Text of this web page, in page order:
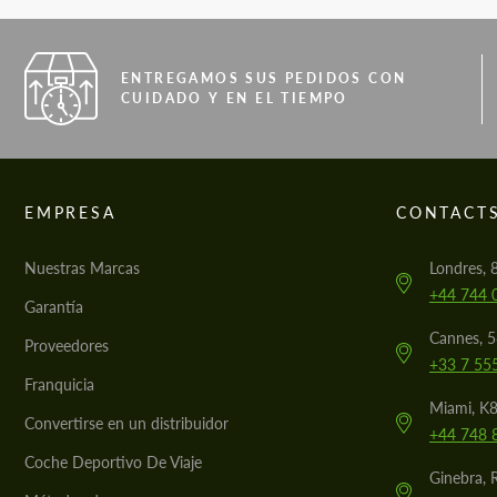
ENTREGAMOS SUS PEDIDOS CON
CUIDADO Y EN EL TIEMPO
EMPRESA
Nuestras Marcas
Garantía
Proveedores
Franquicia
Convertirse en un distribuidor
Coche Deportivo De Viaje
Londres,
+44 744
Cannes,
+33 7
Miami,
+44 748
Ginebra,